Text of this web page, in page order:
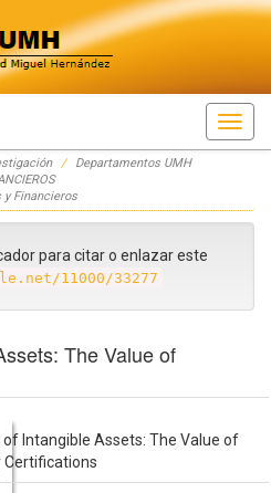
Departamentos UMH
y Financieros
para citar o enlazar este
11000/33277
The Value of
Intangible Assets: The Value of
Certifications